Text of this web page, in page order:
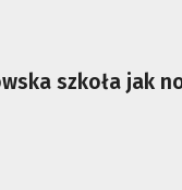
szkoła jak